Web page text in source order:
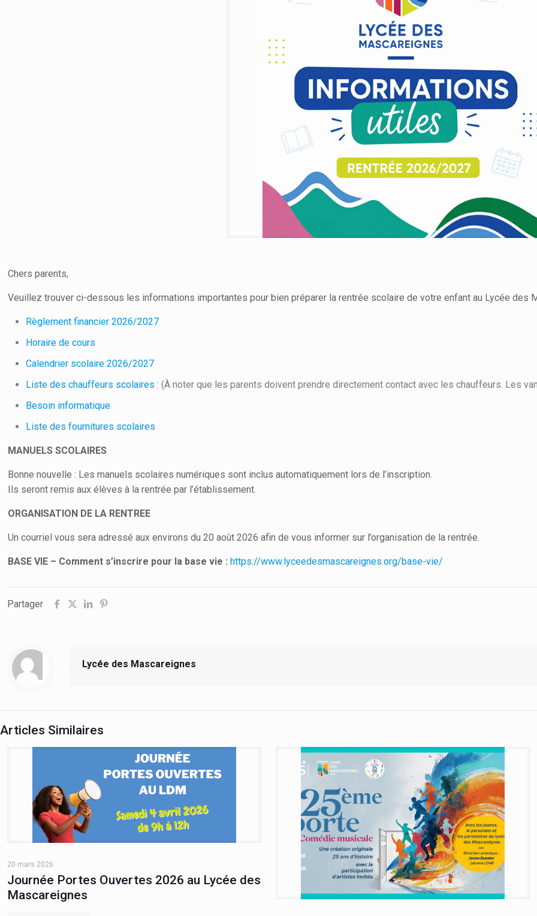
Chers parents,
Veuillez trouver ci-dessous les informations importantes pour bien préparer la rentrée scolaire de votre enfant au Lycée des
Règlement financier 2026/2027
Horaire de cours
Calendrier scolaire 2026/2027
Liste des chauffeurs scolaires: (À noter que les parents doivent prendre directement contact avec les chauffeurs. Les
Besoin informatique
Liste des fournitures scolaires
MANUELS SCOLAIRES
Bonne nouvelle : Les manuels scolaires numériques sont inclus automatiquement lors de l’inscription.
Ils seront remis aux élèves à la rentrée par l’établissement.
ORGANISATION DE LA RENTREE
Un courriel vous sera adressé aux environs du 20 août 2026 afin de vous informer sur l’organisation de la rentrée.
BASE VIE – Comment s’inscrire pour la base vie :https://www.lyceedesmascareignes.org/base-vie/
Partager
Lycée des Mascareignes
Articles Similaires
20 mars 2026
Journée Portes Ouvertes 2026 au Lycée des
Mascareignes